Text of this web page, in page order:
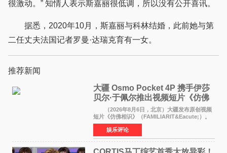
很激动。” 知情人表示斯嘉丽很低调，所以没有公开喜讯。
据悉，2020年10月，斯嘉丽与科林结婚，此前她与第
二任丈夫法国记者罗曼·达瑞克育有一女。
推荐新闻
大疆 Osmo Pocket 4P 携手伊莎
贝尔·于佩尔推出视频短片《仿佛
相识》
（2026年8月6日，北京）大疆发布原创视频
短片《仿佛相识》（FAMILIARIT&Eacute;）。
视频短片由戛纳国际电影节最佳女演员伊莎贝尔·
于佩尔（Isabelle Huppert）主演，全程使用大
疆首款双主摄口
娱乐评论